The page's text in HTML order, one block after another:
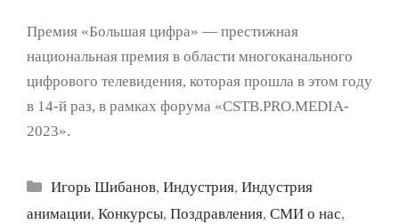
Премия «Большая цифра» — престижная
национальная премия в области многоканального
цифрового телевидения, которая прошла в этом году
в 14-й раз, в рамках форума «CSTB.PRO.MEDIA-
2023».
Рубрики
Игорь Шибанов,Индустрия,Индустрия
анимации, Конкурсы, Поздравления, СМИ о нас,